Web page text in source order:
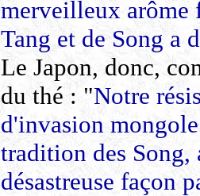
merveilleux arôme
Tang et de Song a
Le Japon, donc,
du thé : "Notre
d'invasion
tradition des Song,
désastreuse façon